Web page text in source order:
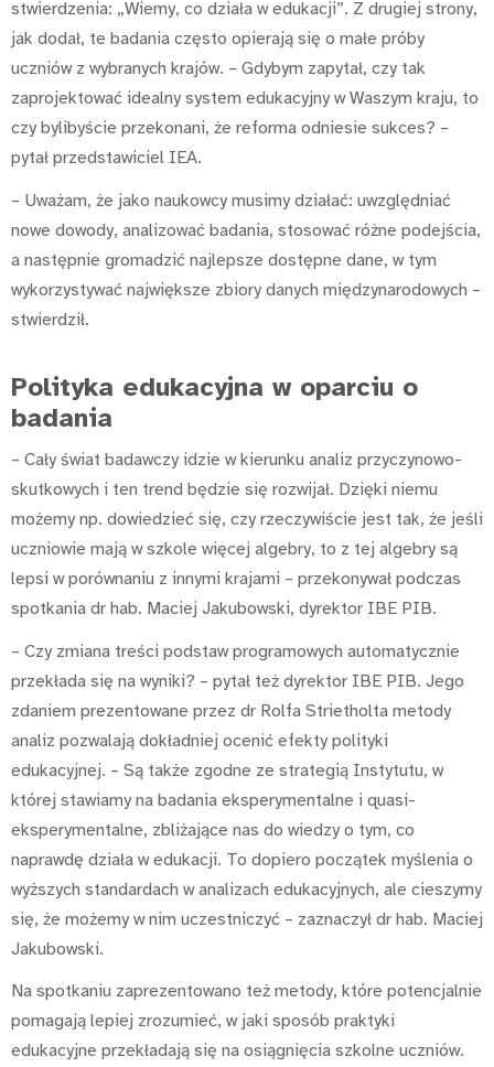
stwierdzenia: „Wiemy, co działa w edukacji”. Z drugiej strony,
jak dodał, te badania często opierają się o małe próby
uczniów z wybranych krajów. – Gdybym zapytał, czy tak
zaprojektować idealny system edukacyjny w Waszym kraju, to
czy bylibyście przekonani, że reforma odniesie sukces? –
pytał przedstawiciel IEA.
– Uważam, że jako naukowcy musimy działać: uwzględniać
nowe dowody, analizować badania, stosować różne podejścia,
a następnie gromadzić najlepsze dostępne dane, w tym
wykorzystywać największe zbiory danych międzynarodowych –
stwierdził.
Polityka edukacyjna w oparciu o
badania
– Cały świat badawczy idzie w kierunku analiz przyczynowo-
skutkowych i ten trend będzie się rozwijał. Dzięki niemu
możemy np. dowiedzieć się, czy rzeczywiście jest tak, że jeśli
uczniowie mają w szkole więcej algebry, to z tej algebry są
lepsi w porównaniu z innymi krajami – przekonywał podczas
spotkania dr hab. Maciej Jakubowski, dyrektor IBE PIB.
– Czy zmiana treści podstaw programowych automatycznie
przekłada się na wyniki? – pytał też dyrektor IBE PIB. Jego
zdaniem prezentowane przez dr Rolfa Strietholta metody
analiz pozwalają dokładniej ocenić efekty polityki
edukacyjnej. – Są także zgodne ze strategią Instytutu, w
której stawiamy na badania eksperymentalne i quasi-
eksperymentalne, zbliżające nas do wiedzy o tym, co
naprawdę działa w edukacji. To dopiero początek myślenia o
wyższych standardach w analizach edukacyjnych, ale cieszymy
się, że możemy w nim uczestniczyć – zaznaczył dr hab. Maciej
Jakubowski.
Na spotkaniu zaprezentowano też metody, które potencjalnie
pomagają lepiej zrozumieć, w jaki sposób praktyki
edukacyjne przekładają się na osiągnięcia szkolne uczniów.